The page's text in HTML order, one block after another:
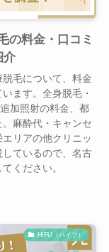
の料金・口コミ
介
毛について、料金
ます。全身脱毛・
加照射の料金、都
麻酔代・キャンセ
リアの他クリニッ
ているので、名古
ください。
HIFU（ハイフ）